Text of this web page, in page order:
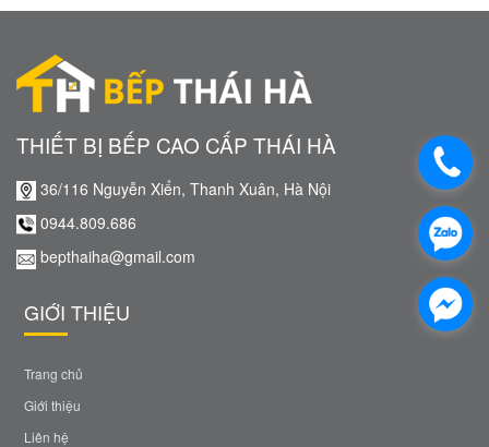
THIẾT BỊ BẾP CAO CẤP THÁI HÀ
36/116 Nguyễn Xiển, Thanh Xuân, Hà Nội
0944.809.686
bepthaiha@gmail.com
GIỚI THIỆU
Trang chủ
Giới thiệu
Liên hệ